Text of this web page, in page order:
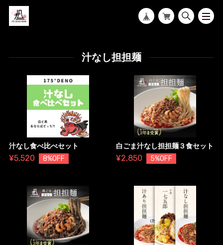
汁なし担担麺
汁なし食べ比べセット
¥5,520 8%OFF
白ごま汁なし担担麺３食セット
¥2,850 5%OFF